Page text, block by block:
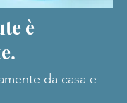
è
da casa e